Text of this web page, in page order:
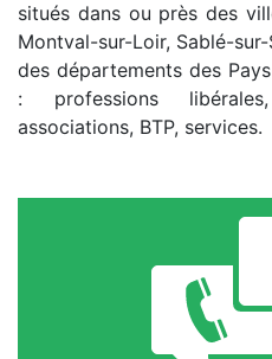
situés dans ou près des
Montval-sur-Loir, Sablé-
des départements des
: professions
associations, BTP, services.